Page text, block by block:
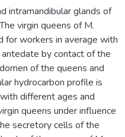
intramandibular glands of
virgin queens of M.
for workers in average with
by contact of the
of the queens and
hydrocarbon profile is
different ages and
queens under influence
secretory cells of the